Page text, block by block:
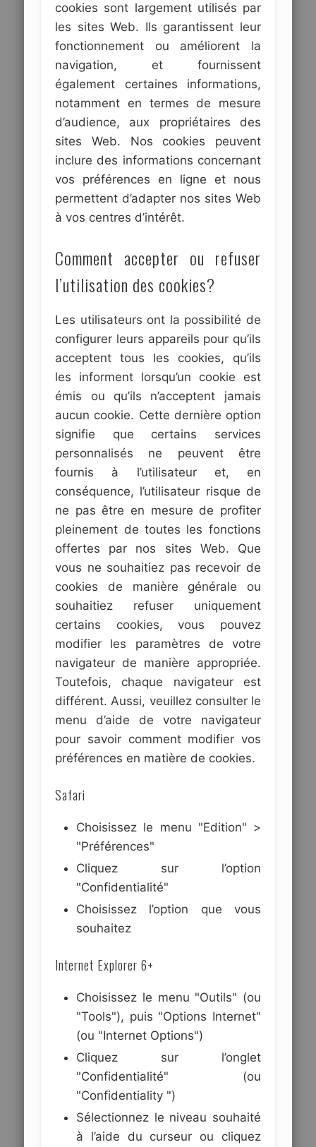
cookies sont largement utilisés par
les sites Web. Ils garantissent leur
fonctionnement ou améliorent la
navigation, et fournissent
également certaines informations,
notamment en termes de mesure
d’audience, aux propriétaires des
sites Web. Nos cookies peuvent
inclure des informations concernant
vos préférences en ligne et nous
permettent d’adapter nos sites Web
à vos centres d’intérêt.
Comment accepter ou refuser
l’utilisation des cookies?
Les utilisateurs ont la possibilité de
configurer leurs appareils pour qu’ils
acceptent tous les cookies, qu’ils
les informent lorsqu’un cookie est
émis ou qu’ils n’acceptent jamais
aucun cookie. Cette dernière option
signifie que certains services
personnalisés ne peuvent être
fournis à l’utilisateur et, en
conséquence, l’utilisateur risque de
ne pas être en mesure de profiter
pleinement de toutes les fonctions
offertes par nos sites Web. Que
vous ne souhaitiez pas recevoir de
cookies de manière générale ou
souhaitiez refuser uniquement
certains cookies, vous pouvez
modifier les paramètres de votre
navigateur de manière appropriée.
Toutefois, chaque navigateur est
différent. Aussi, veuillez consulter le
menu d’aide de votre navigateur
pour savoir comment modifier vos
préférences en matière de cookies.
Safari
Choisissez le menu "Edition" >
"Préférences"
Cliquez sur l’option
"Confidentialité"
Choisissez l’option que vous
souhaitez
Internet Explorer 6+
Choisissez le menu "Outils" (ou
"Tools"), puis "Options Internet"
(ou "Internet Options")
Cliquez sur l’onglet
"Confidentialité" (ou
"Confidentiality ")
Sélectionnez le niveau souhaité
à l’aide du curseur ou cliquez